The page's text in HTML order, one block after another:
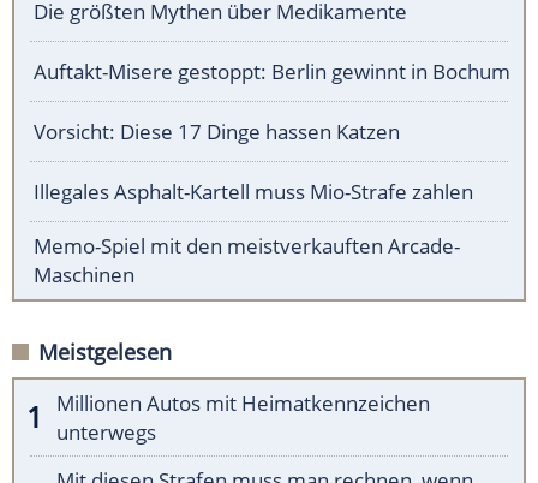
Die größten Mythen über Medikamente
Auftakt-Misere gestoppt: Berlin gewinnt in Bochum
Vorsicht: Diese 17 Dinge hassen Katzen
Illegales Asphalt-Kartell muss Mio-Strafe zahlen
Memo-Spiel mit den meistverkauften Arcade-
Maschinen
Meistgelesen
Millionen Autos mit Heimatkennzeichen
unterwegs